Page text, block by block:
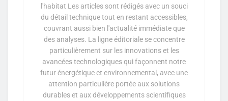
l'habitat Les articles sont rédigés avec un souci
du détail technique tout en restant accessibles,
couvrant aussi bien l'actualité immédiate que
des analyses. La ligne éditoriale se concentre
particulièrement sur les innovations et les
avancées technologiques qui façonnent notre
futur énergétique et environnemental, avec une
attention particulière portée aux solutions
durables et aux développements scientifiques